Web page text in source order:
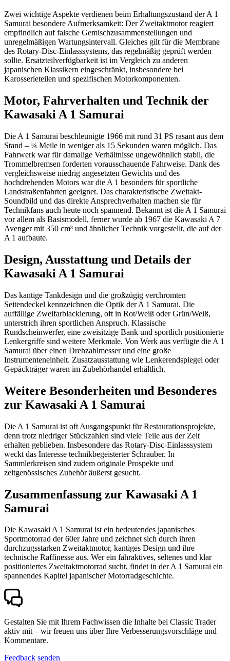
Zwei wichtige Aspekte verdienen beim Erhaltungszustand der A 1
Samurai besondere Aufmerksamkeit: Der Zweitaktmotor reagiert
empfindlich auf falsche Gemischzusammenstellungen und
unregelmäßigen Wartungsintervall. Gleiches gilt für die Membrane
des Rotary-Disc-Einlasssystems, das regelmäßig geprüft werden
sollte. Ersatzteilverfügbarkeit ist im Vergleich zu anderen
japanischen Klassikern eingeschränkt, insbesondere bei
Karosserieteilen und spezifischen Motorkomponenten.
Motor, Fahrverhalten und Technik der
Kawasaki A 1 Samurai
Die A 1 Samurai beschleunigte 1966 mit rund 31 PS rasant aus dem
Stand – ¼ Meile in weniger als 15 Sekunden waren möglich. Das
Fahrwerk war für damalige Verhältnisse ungewöhnlich stabil, die
Trommelbremsen forderten vorausschauende Fahrweise. Dank des
vergleichsweise niedrig angesetzten Gewichts und des
hochdrehenden Motors war die A 1 besonders für sportliche
Landstraßenfahrten geeignet. Das charakteristische Zweitakt-
Soundbild und das direkte Ansprechverhalten machen sie für
Technikfans auch heute noch spannend. Bekannt ist die A 1 Samurai
vor allem als Basismodell, ferner wurde ab 1967 die Kawasaki A 7
Avenger mit 350 cm³ und ähnlicher Technik vorgestellt, die auf der
A 1 aufbaute.
Design, Ausstattung und Details der
Kawasaki A 1 Samurai
Das kantige Tankdesign und die großzügig verchromten
Seitendeckel kennzeichnen die Optik der A 1 Samurai. Die
auffällige Zweifarblackierung, oft in Rot/Weiß oder Grün/Weiß,
unterstrich ihren sportlichen Anspruch. Klassische
Rundscheinwerfer, eine zweisitzige Bank und sportlich positionierte
Lenkergriffe sind weitere Merkmale. Von Werk aus verfügte die A 1
Samurai über einen Drehzahlmesser und eine große
Instrumenteneinheit. Zusatzausstattung wie Lenkerendspiegel oder
Gepäckträger waren im Zubehörhandel erhältlich.
Weitere Besonderheiten und Besonderes
zur Kawasaki A 1 Samurai
Die A 1 Samurai ist oft Ausgangspunkt für Restaurationsprojekte,
denn trotz niedriger Stückzahlen sind viele Teile aus der Zeit
erhalten geblieben. Insbesondere das Rotary-Disc-Einlasssystem
weckt das Interesse technikbegeisterter Schrauber. In
Sammlerkreisen sind zudem originale Prospekte und
zeitgenössisches Zubehör äußerst gesucht.
Zusammenfassung zur Kawasaki A 1
Samurai
Die Kawasaki A 1 Samurai ist ein bedeutendes japanisches
Sportmotorrad der 60er Jahre und zeichnet sich durch ihren
durchzugsstarken Zweitaktmotor, kantiges Design und ihre
technische Raffinesse aus. Wer ein fahraktives, seltenes und klar
positioniertes Zweitaktmotorrad sucht, findet in der A 1 Samurai ein
spannendes Kapitel japanischer Motorradgeschichte.
Gestalten Sie mit Ihrem Fachwissen die Inhalte bei Classic Trader
aktiv mit – wir freuen uns über Ihre Verbesserungsvorschläge und
Kommentare.
Feedback senden